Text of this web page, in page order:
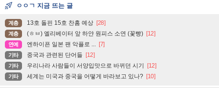
ㅇㅇㄱ 지금 뜨는 글
계층 13호 돌핀 15호 찬홈 예상 [28]
계층 (ㅎㅂ) 엘리베이터 앞 하얀 원피스 소연 (꽃빵) [12]
연예 엔하이픈 일본 팬 악플로 ... [7]
기타 중국과 관련된 단어들 [12]
기타 우리나라 사람들이 서양입맛으로 바뀌던 시기 [12]
기타 세계는 미국과 중국을 어떻게 바라보고 있나? [10]